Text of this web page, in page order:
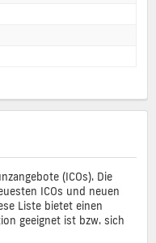
(ICOs). Die
ICOs und neuen
Liste bietet einen
geeignet ist bzw. sich